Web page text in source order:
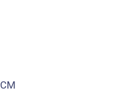
CM